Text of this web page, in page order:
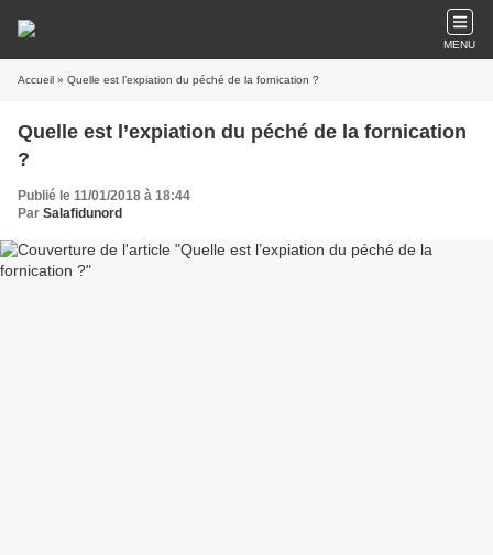
MENU
Accueil » Quelle est l’expiation du péché de la fornication ?
Quelle est l’expiation du péché de la fornication
?
Publié le 11/01/2018 à 18:44
Par Salafidunord